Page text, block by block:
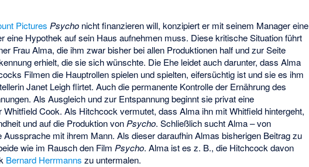
Pictures Psycho nicht finanzieren will, konzipiert er mit seinem Manager eine
eine Hypothek auf sein Haus aufnehmen muss. Diese kritische Situation führt
Frau Alma, die ihm zwar bisher bei allen Produktionen half und zur Seite
erhielt, die sie sich wünschte. Die Ehe leidet auch darunter, dass Alma
Filmen die Hauptrollen spielen und spielten, eifersüchtig ist und sie es ihm
Janet Leigh flirtet. Auch die permanente Kontrolle der Ernährung des
Als Ausgleich und zur Entspannung beginnt sie privat eine
Cook. Als Hitchcock vermutet, dass Alma ihn mit Whitfield hintergeht,
und auf die Produktion vonPsycho. Schließlich sucht Alma – von
mit ihrem Mann. Als dieser daraufhin Almas bisherigen Beitrag zu
wie im Rausch den FilmPsycho. Alma ist es z. B., die Hitchcock davon
Bernard Herrmanns zu untermalen.